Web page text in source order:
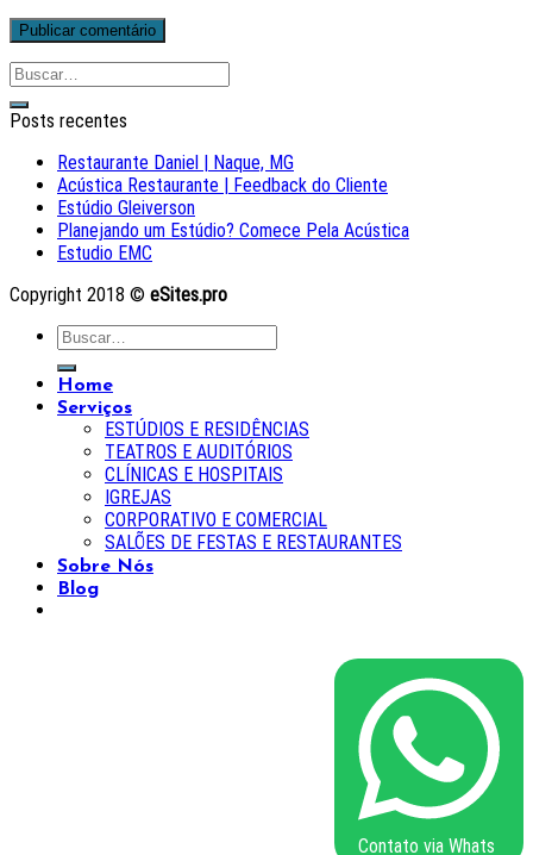
Posts recentes
Restaurante Daniel | Naque, MG
Acústica Restaurante | Feedback do Cliente
Estúdio Gleiverson
Planejando um Estúdio? Comece Pela Acústica
Estudio EMC
Copyright 2018 © eSites.pro
Home
Serviços
ESTÚDIOS E RESIDÊNCIAS
TEATROS E AUDITÓRIOS
CLÍNICAS E HOSPITAIS
IGREJAS
CORPORATIVO E COMERCIAL
SALÕES DE FESTAS E RESTAURANTES
Sobre Nós
Blog
Contato via Whats